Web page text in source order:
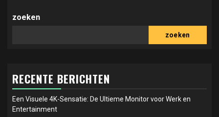
zoeken
zoeken
RECENTE BERICHTEN
Een Visuele 4K-Sensatie: De Ultieme Monitor voor Werk en
Entertainment